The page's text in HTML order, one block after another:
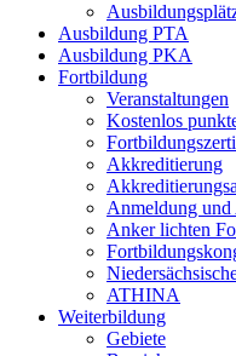
Ausbildung PTA
Ausbildung PKA
Fortbildung
Veranstaltungen
Kostenlos
Akkreditierung
Anmeldung und
Anker lichten
ATHINA
Weiterbildung
Gebiete